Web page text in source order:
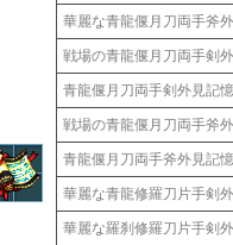
華麗な青龍偃月刀両手斧
戦場の青龍偃月刀両手剣
青龍偃月刀両手剣外見記
戦場の青龍偃月刀両手斧
青龍偃月刀両手斧外見記
華麗な青龍修羅刀片手剣
華麗な羅刹修羅刀片手剣